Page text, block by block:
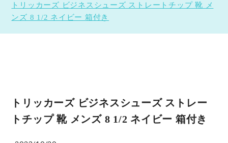
トリッカーズ ビジネスシューズ ストレートチップ 靴 メ
ンズ 8 1/2 ネイビー 箱付き
トリッカーズ ビジネスシューズ ストレー
トチップ 靴 メンズ 8 1/2 ネイビー 箱付き